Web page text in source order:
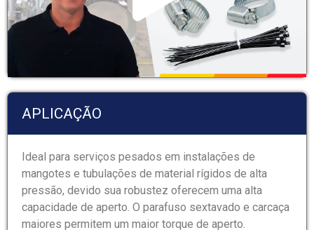
APLICAÇÃO
Ideal para serviços pesados em instalações de
mangotes e tubulações de material rígidos de alta
pressão, devido sua robustez oferecem uma alta
capacidade de aperto. O parafuso sextavado e carcaça
maiores permitem um maior torque de aperto.